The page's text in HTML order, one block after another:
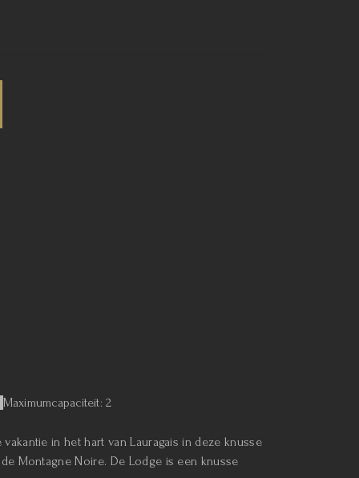
Maximumcapaciteit: 2
in het hart van Lauragais in deze knusse
Montagne Noire. De Lodge is een knusse